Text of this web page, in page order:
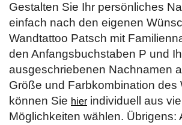
Gestalten Sie Ihr persönliches
einfach nach den eigenen
Wandtattoo Patsch mit
den Anfangsbuchstaben P und
ausgeschriebenen Nachnamen
Größe und Farbkombination des
können Sie hier individuell aus
Möglichkeiten wählen. Übrigens: